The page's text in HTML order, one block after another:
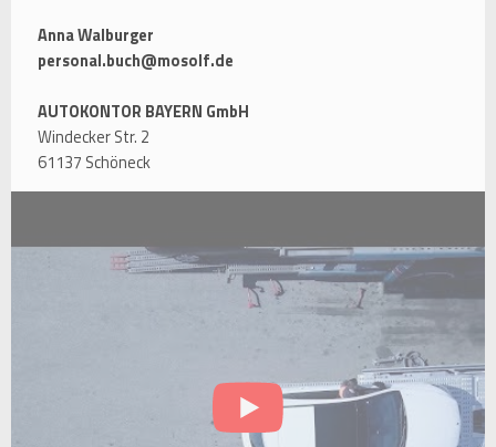
Anna Walburger
personal.buch@mosolf.de
AUTOKONTOR BAYERN GmbH
Windecker Str. 2
61137 Schöneck